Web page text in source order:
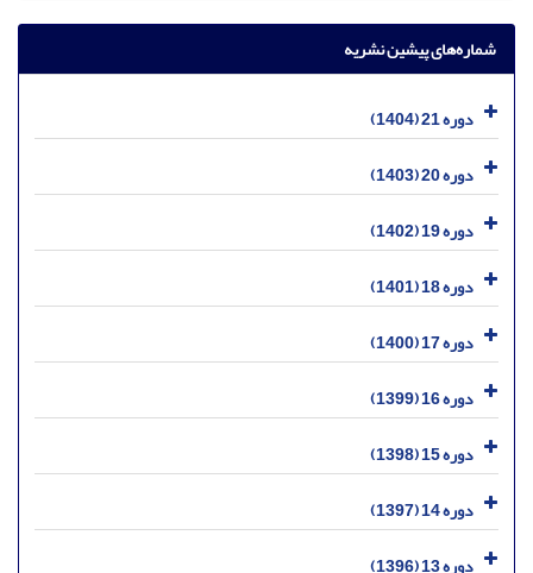
شماره‌های پیشین نشریه
دوره 21 (1404)
دوره 20 (1403)
دوره 19 (1402)
دوره 18 (1401)
دوره 17 (1400)
دوره 16 (1399)
دوره 15 (1398)
دوره 14 (1397)